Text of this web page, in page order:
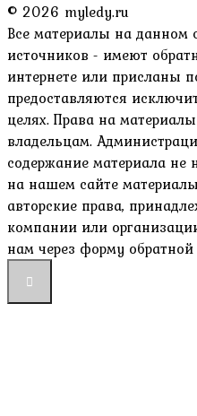
© 2026 myledy.ru
Все материалы на данном
источников - имеют
интернете или присланы
предоставляются
целях. Права на
владельцам.
содержание материала не
на нашем сайте
авторские права,
компании или
нам через форму обратной